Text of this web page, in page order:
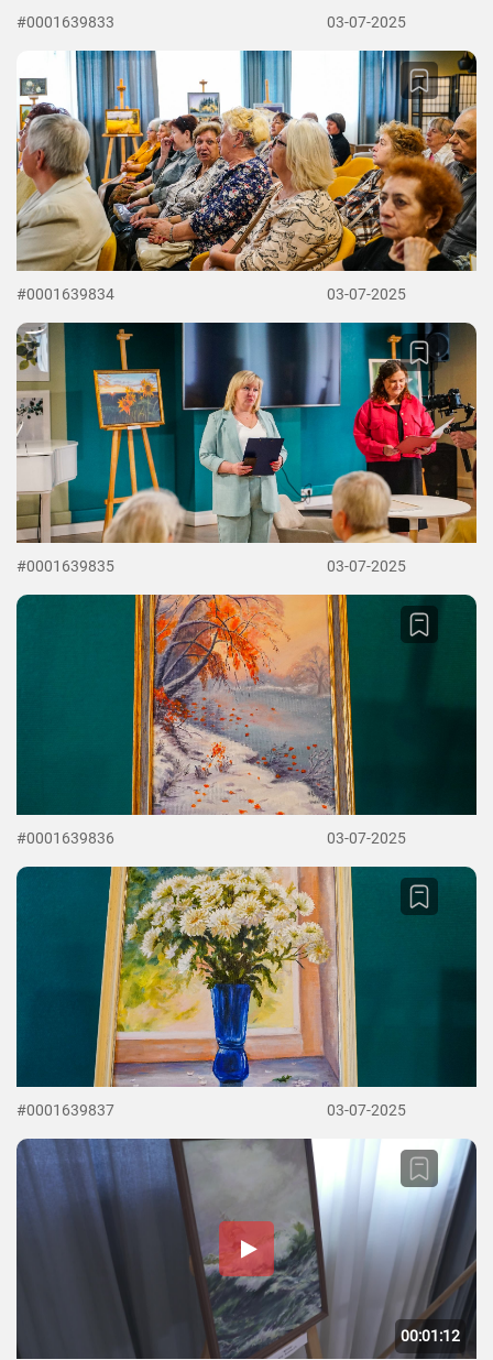
#0001639833 03-07-2025
#0001639834 03-07-2025
#0001639835 03-07-2025
#0001639836 03-07-2025
#0001639837 03-07-2025
00:01:12